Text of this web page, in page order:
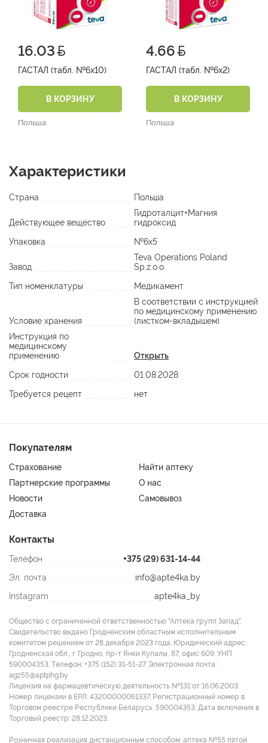
16.03
ГАСТАЛ (табл. №6х10)
В КОРЗИНУ
Польша
4.66
ГАСТАЛ (табл. №6х2)
В КОРЗИНУ
Польша
Характеристики
Страна Польша
Действующее вещество
Гидроталцит+Магния
гидроксид
Упаковка
№6х5
Завод
Teva Operations Poland
Sp.z.o.o.
Тип номенклатуры
Медикамент
Условие хранения
В соответствии с инструкцией
по медицинскому применению
(листком-вкладышем)
Инструкция по
медицинскому
применению
Открыть
Срок годности
01.08.2028
Требуется рецепт
нет
Покупателям
Страхование
Найти аптеку
Партнерские программы
О нас
Новости
Самовывоз
Доставка
Контакты
Телефон
+375 (29) 631-14-44
Эл. почта
info@apte4ka.by
Instagram
apte4ka_by
Общество с ограниченной ответственностью "Аптека групп Запад".
Свидетельство выдано Гродненским областным исполнительным
комитетом решением от 28 декабря 2023 года. Юридический адрес:
Гродненская обл., г. Гродно, пр-т Янки Купалы, 87, офис 609. УНП
590004353. Tелефон: +375 (152) 31-51-27. Электронная почта:
agz55@aptphg.by
Лицензия на фармацевтическую деятельность №131 от 16.06.2003.
Номер лицензии в ЕРЛ: 43200000061337. Регистрационный номер в
Торговом реестре Республики Беларусь: 590004353. Дата включения в
Торговый реестр: 28.12.2023.
Розничная реализация дистанционным способом: аптека №55 пятой